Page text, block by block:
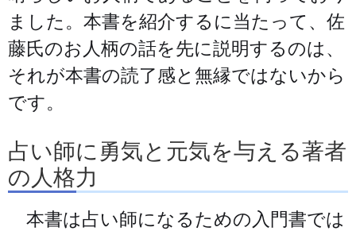
ました。本書を紹介するに当たって、佐
藤氏のお人柄の話を先に説明するのは、
それが本書の読了感と無縁ではないから
です。
占い師に勇気と元気を与える著者
の人格力
本書は占い師になるための入門書では